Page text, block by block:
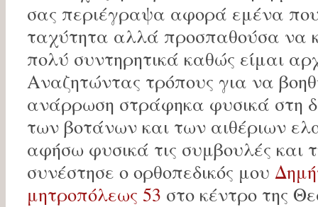
σας περιέγραψα αφορά εμένα που
ταχύτητα αλλά προσπαθούσα να
πολύ συντηρητικά καθώς είμαι
Αναζητώντας τρόπους για να
ανάρρωση στράφηκα φυσικά στη
των βοτάνων και των αιθέριων
αφήσω φυσικά τις συμβουλές και
συνέστησε ο ορθοπεδικός μου
μητροπόλεως 53 στο κέντρο της